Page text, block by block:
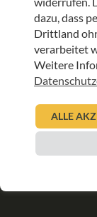
INFORMATIONEN
Downloads
Interner Bereich
Partner
dazu, dass
Drittland
verarbeitet
Weitere
ALLE